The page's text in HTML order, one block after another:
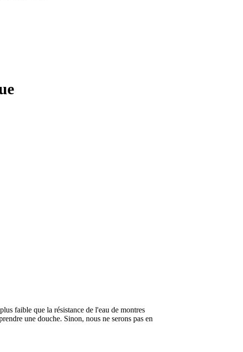
faible que la résistance de l'eau de montres
une douche. Sinon, nous ne serons pas en